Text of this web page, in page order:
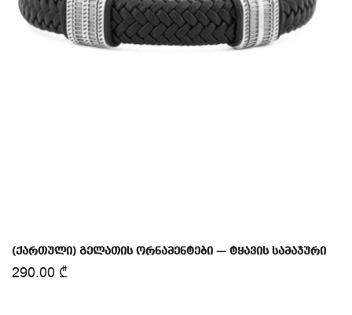
(ქართული) გელათის ორნამენტები — ტყავის სამაჯური
290.00 ₾